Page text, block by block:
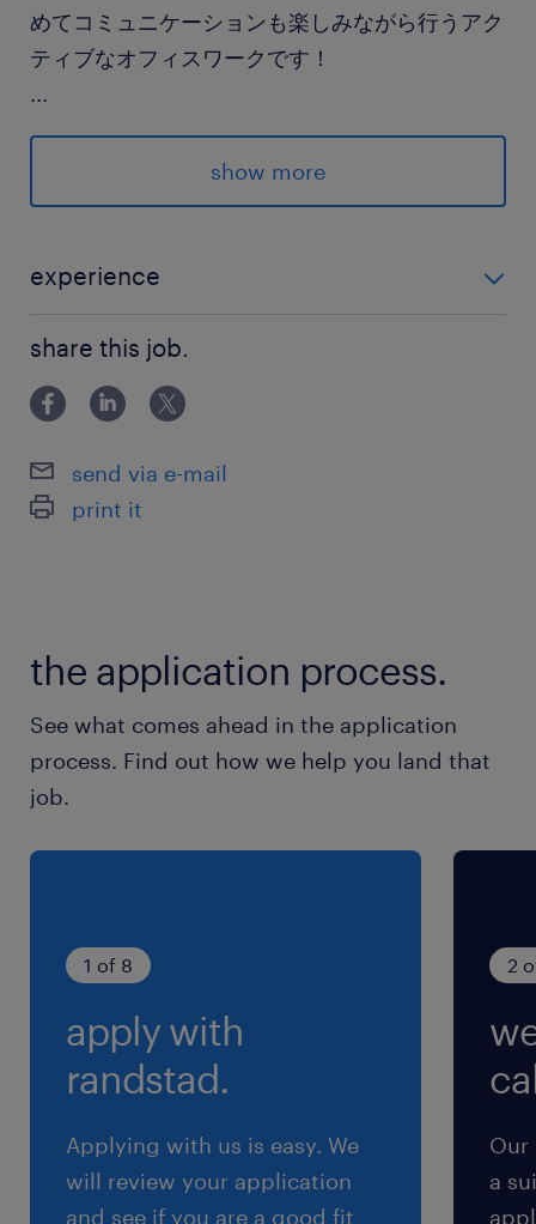
めてコミュニケーションも楽しみながら行うアク
ティブなオフィスワークです！
...
＊忙しそうに見えても残業なし！時間内集中型の
オシゴトです！派遣スタッフさんも全体で10名以
上活躍中です！
派遣先の特徴
EV充電ソリューション、AIを駆使したスマート
充電ソリューションなどを提供！これからの社会
でさらに成長が期待できる会社です！【環境】禁
最寄駅
休日休暇
土日祝日休み（完全週休2日制）※月曜～金曜ま
での週5日勤務となります
就業時間
残業はありません！
show more
experience
SUM関数程度 ※業界未経験OK！ 【面談なし登録も
OK】最短5分！入力するだけで登録完了！
share this job.
send via e-mail
print it
the application process.
See what comes ahead in the application
process. Find out how we help you land that
job.
1 of 8
apply with
randstad.
Applying with us is easy. We
will review your application
and see if you are a good fit
2
Our
a